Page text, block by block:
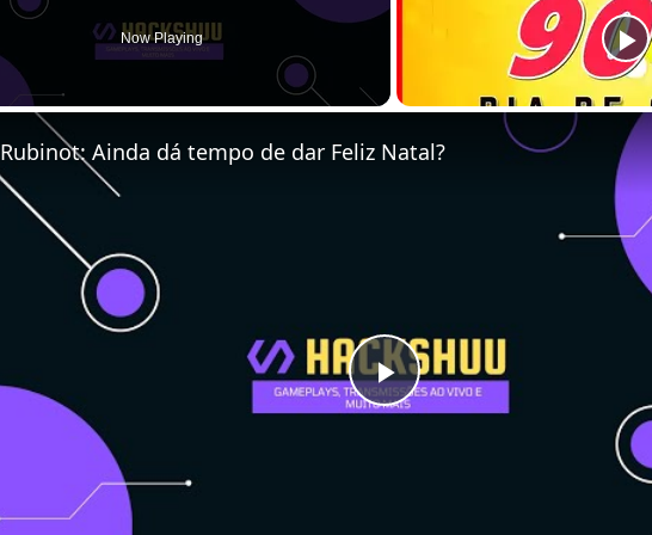
Now Playing
Play
Rubinot: Ainda dá tempo de dar Feliz Natal?